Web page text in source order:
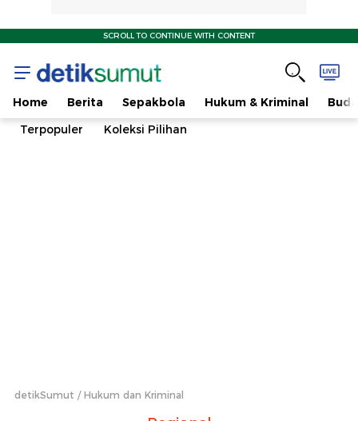
SCROLL TO CONTINUE WITH CONTENT
Home Berita Sepakbola Hukum & Kriminal
Terpopuler
Koleksi Pilihan
detikSumut Hukum dan Kriminal